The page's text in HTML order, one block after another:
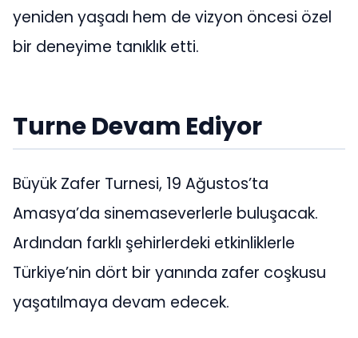
yeniden yaşadı hem de vizyon öncesi özel
bir deneyime tanıklık etti.
Turne Devam Ediyor
Büyük Zafer Turnesi, 19 Ağustos’ta
Amasya’da sinemaseverlerle buluşacak.
Ardından farklı şehirlerdeki etkinliklerle
Türkiye’nin dört bir yanında zafer coşkusu
yaşatılmaya devam edecek.